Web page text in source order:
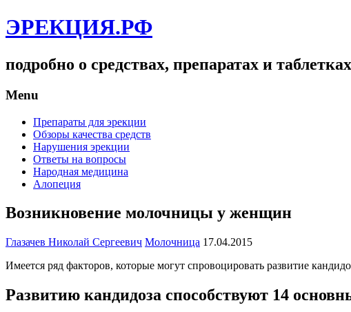
ЭРЕКЦИЯ.РФ
подробно о средствах, препаратах и
Menu
Препараты для эрекции
Обзоры качества средств
Нарушения эрекции
Ответы на вопросы
Народная медицина
Алопеция
Возникновение молочницы у женщин
Глазачев Николай Сергеевич Молочница 17.04.2015
Имеется ряд факторов, которые могут спровоцировать развитие
Развитию кандидоза способствуют 14